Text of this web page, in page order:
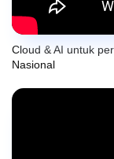
Cloud & AI untuk
Nasional